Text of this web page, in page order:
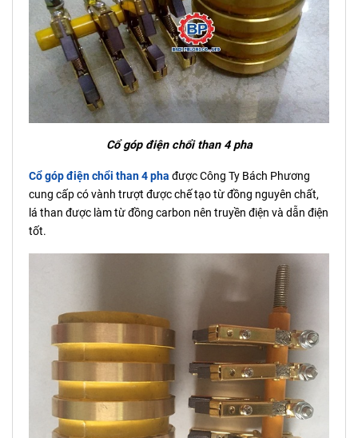
Cổ góp điện chổi than 4 pha
Cổ góp điện chổi than 4 pha được Công Ty Bách Phương
cung cấp có vành trượt được chế tạo từ đồng nguyên chất,
lá than được làm từ đồng carbon nên truyền điện và dẫn điện
tốt.